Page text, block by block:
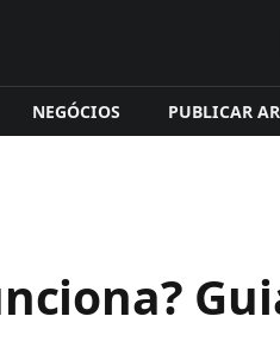
NEGÓCIOS PUBLICAR